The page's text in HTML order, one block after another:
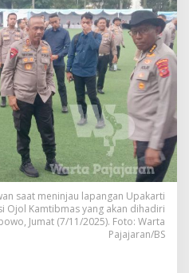
saat meninjau lapangan Upakarti
Ojol Kamtibmas yang akan dihadiri
Jumat (7/11/2025). Foto: Warta
Pajajaran/BS